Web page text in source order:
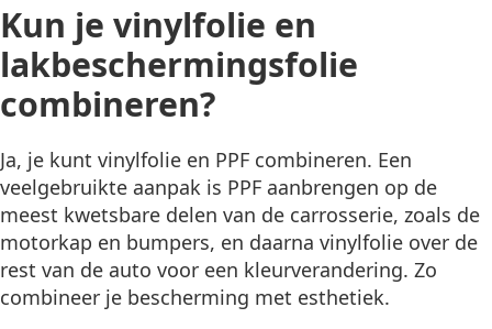
Kun je vinylfolie en
lakbeschermingsfolie
combineren?
Ja, je kunt vinylfolie en PPF combineren. Een
veelgebruikte aanpak is PPF aanbrengen op de
meest kwetsbare delen van de carrosserie, zoals de
motorkap en bumpers, en daarna vinylfolie over de
rest van de auto voor een kleurverandering. Zo
combineer je bescherming met esthetiek.